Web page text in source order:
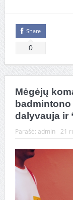
Share
0
Mėgėjų
dalyvauja ir
Parašė: admin 21